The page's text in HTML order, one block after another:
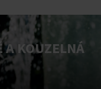
A KOUZELNÁ